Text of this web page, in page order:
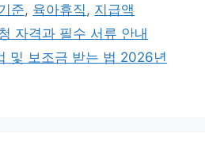
준, 육아휴직, 지급액
자격과 필수 서류 안내
및 보조금 받는 법 2026년